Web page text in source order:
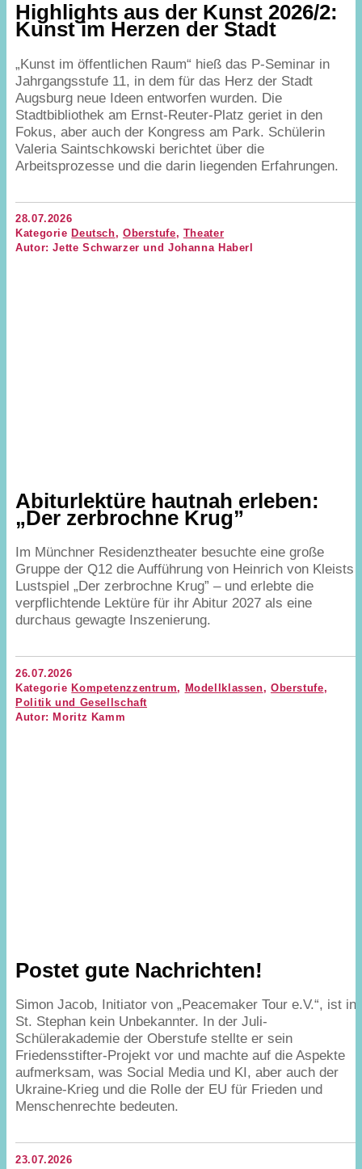
Highlights aus der Kunst2026/2:
Kunst im Herzen der Stadt
„Kunst im öffentlichen Raum“ hieß das P‑Seminar in
Jahrgangsstufe 11, in dem für das Herz der Stadt
Augsburg neue Ideen entworfen wurden. Die
Stadtbibliothek am Ernst-Reuter-Platz geriet in den
Fokus, aber auch der Kongress am Park. Schülerin
Valeria Saintschkowski berichtet über die
Arbeitsprozesse und die darin liegenden Erfahrungen.
28.07.2026
Kategorie Deutsch, Oberstufe, Theater
Autor: Jette Schwarzer und Johanna Haberl
Abiturlektüre hautnah erleben:
„Der zerbrochne Krug”
Im Münchner Residenztheater besuchte eine große
Gruppe derQ12 die Aufführung von Heinrich von Kleists
Lustspiel„ Der zerbrochne Krug” – und erlebte die
verpflichtende Lektüre für ihr Abitur 2027 als eine
durchaus gewagte Inszenierung.
26.07.2026
Kategorie Kompetenzzentrum, Modellklassen, Oberstufe,
Politik und Gesellschaft
Autor: Moritz Kamm
Postet gute Nachrichten!
Simon Jacob, Initiator von„ Peacemaker Tour e.V.“, ist in
St. Stephan kein Unbekannter. In der Juli-
Schülerakademie der Oberstufe stellte er sein
Friedensstifter-Projekt vor und machte auf die Aspekte
aufmerksam, was Social Media und KI , aber auch der
Ukraine-Krieg und die Rolle der EU für Frieden und
Menschenrechte bedeuten.
23.07.2026